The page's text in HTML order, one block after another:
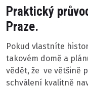
Praktický
Praze.
Pokud vlastníte
takovém domě a
vědět, že ve většině
schválení kvalitně